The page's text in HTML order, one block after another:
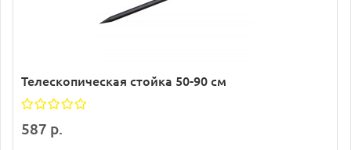
Телескопическая стойка 50-90 см
587 р.